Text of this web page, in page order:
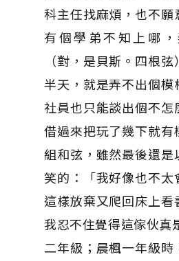
科主任找麻煩，也不願
有個學弟不知上哪
（對，是貝斯。四根
半天，就是弄不出個模
社員也只能談出個不怎
借過來把玩了幾下就有
組和弦，雖然最後還是
笑的：「我好像也不
這樣放棄又爬回床上
我忍不住覺得這傢伙真
二年級；晨楓一年級